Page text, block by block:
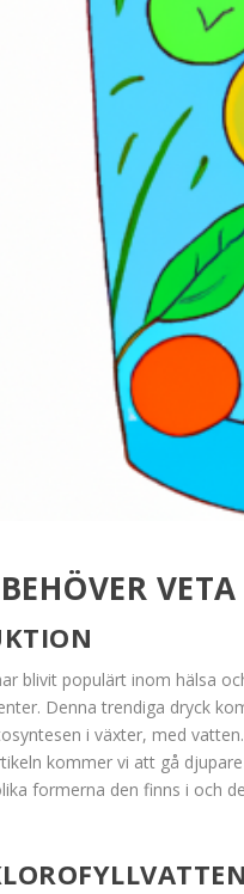
blivit populärt inom hälsa
Denna trendiga dryck
i växter, med
kommer vi att gå
formerna den finns i och